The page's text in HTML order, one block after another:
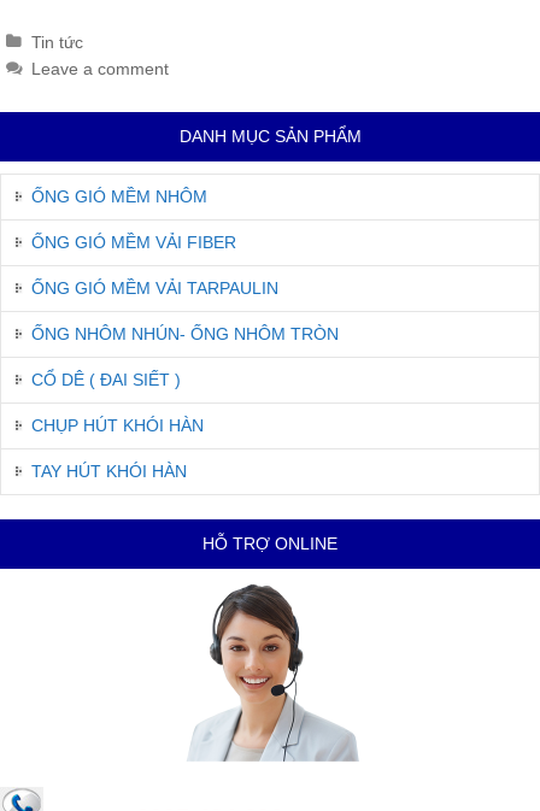
Categories
Tin tức
Leave a comment
DANH MỤC SẢN PHẨM
ỐNG GIÓ MỀM NHÔM
ỐNG GIÓ MỀM VẢI FIBER
ỐNG GIÓ MỀM VẢI TARPAULIN
ỐNG NHÔM NHÚN- ỐNG NHÔM TRÒN
CỔ DÊ ( ĐAI SIẾT )
CHỤP HÚT KHÓI HÀN
TAY HÚT KHÓI HÀN
HỖ TRỢ ONLINE